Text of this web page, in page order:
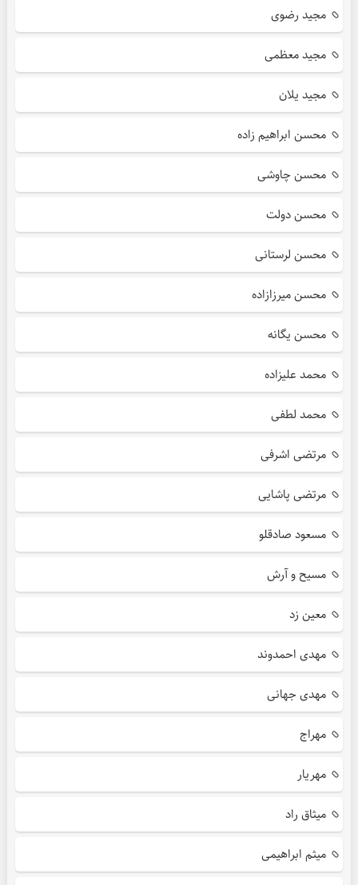
مجید رضوی
مجید معظمی
مجید یلان
محسن ابراهیم زاده
محسن چاوشی
محسن دولت
محسن لرستانی
محسن میرزازاده
محسن یگانه
محمد علیزاده
محمد لطفی
مرتضی اشرفی
مرتضی پاشایی
مسعود صادقلو
مسیح و آرش
معین زد
مهدی احمدوند
مهدی جهانی
مهراج
مهریار
میثاق راد
میثم ابراهیمی